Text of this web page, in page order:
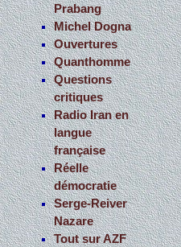
Prabang
Michel Dogna
Ouvertures
Quanthomme
Questions
critiques
Radio Iran en
langue
française
Réelle
démocratie
Serge-Reiver
Nazare
Tout sur AZF